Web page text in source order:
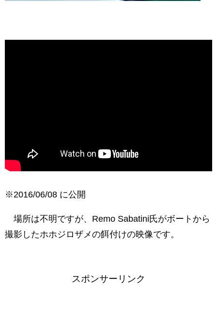
※2016/06/08 に公開
場所は不明ですが、Remo Sabatini氏がボートから
撮影したホホジロザメの餌付けの映像です。
スポンサーリンク